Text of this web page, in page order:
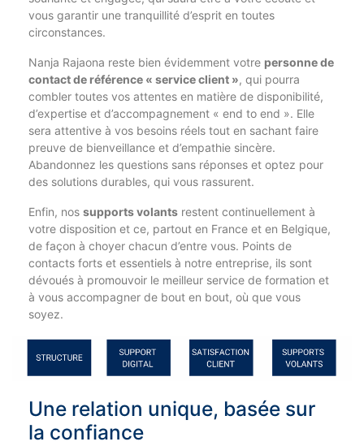
vous garantir une tranquillité d’esprit en toutes
circonstances.
Nanja Rajaona reste bien évidemment votre personne de
contact de référence « service client », qui pourra
combler toutes vos attentes en matière de disponibilité,
d’expertise et d’accompagnement « end to end ». Elle
sera attentive à vos besoins réels tout en sachant faire
preuve de bienveillance et d’empathie sincère.
Abandonnez les questions sans réponses et optez pour
des solutions durables, qui vous rassurent.
Enfin, nos supports volants restent continuellement à
votre disposition et ce, partout en France et en Belgique,
de façon à choyer chacun d’entre vous. Points de
contacts forts et essentiels à notre entreprise, ils sont
dévoués à promouvoir le meilleur service de formation et
à vous accompagner de bout en bout, où que vous
soyez.
Une relation unique, basée sur
la confiance